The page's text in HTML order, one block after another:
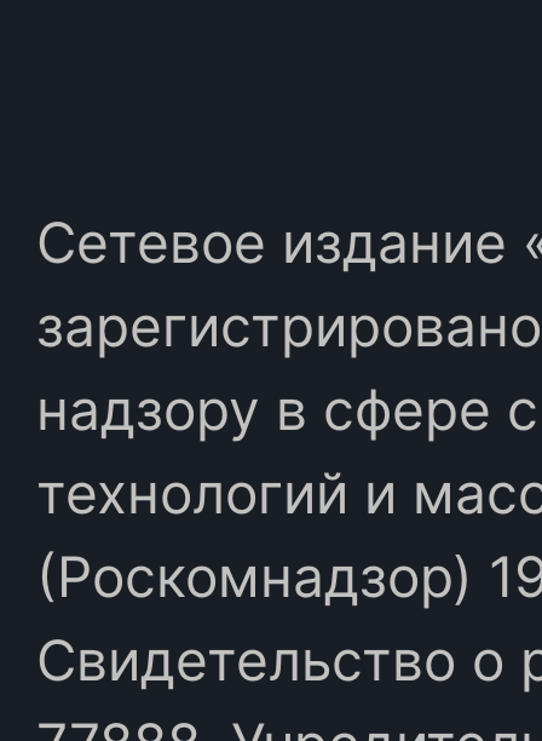
Сетевое издание
надзору в сфере
технологий и
(Роскомнадзор)
Свидетельство